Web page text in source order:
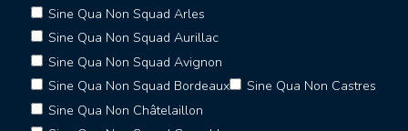
Sine Qua Non Squad Arles
Sine Qua Non Squad Aurillac
Sine Qua Non Squad Avignon
Sine Qua Non Squad Bordeaux
Sine Qua Non Castres
Sine Qua Non Châtelaillon